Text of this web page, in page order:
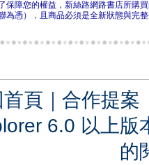
保障您的權益，新絲路網路書店所購
為憑），且商品必須是全新狀態與完
首頁 ｜ 合作提案
6.0 以上
的